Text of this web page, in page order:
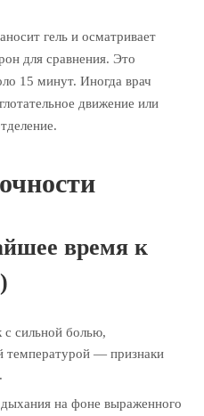
гель и осматривает
для сравнения. Это
15 минут. Иногда врач
движение или
время к
сильной болью,
температурой — признаки
дыхания на фоне выраженного